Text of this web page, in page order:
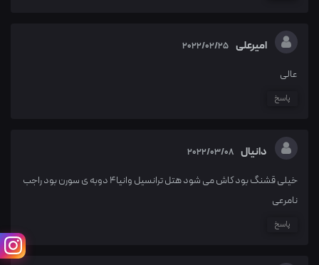
امیرعلی 2022/02/25
عالی
پاسخ
دانیال 2022/03/08
خیلی قشنگ بود کاش می شود هتل ترانسیل وانیا4 دوبه ی سورن بود راجب
نامرعی
پاسخ